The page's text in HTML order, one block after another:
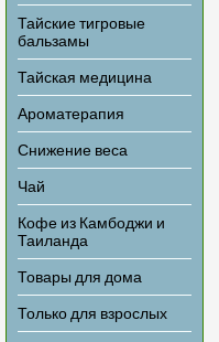
Тайские тигровые
бальзамы
Тайская медицина
Ароматерапия
Снижение веса
Чай
Кофе из Камбоджи и
Таиланда
Товары для дома
Только для взрослых